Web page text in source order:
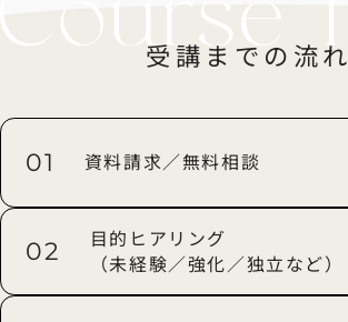
受講までの流れ
01 資料請求／無料相談
02
目的ヒアリング
（未経験／強化／独立など）